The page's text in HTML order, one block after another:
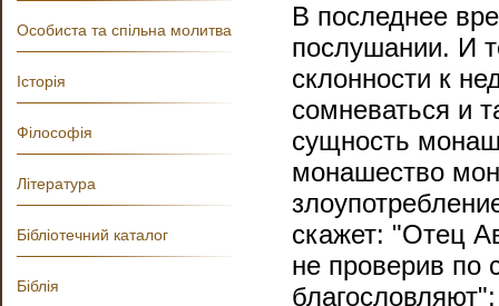
В последнее
послушании. И
склонности к
сомневаться и
сущность
монашество
скажет: "Отец
не проверив по
Особиста та спільна молитва
Історія
Філософія
Література
Бібліотечний каталог
Біблія